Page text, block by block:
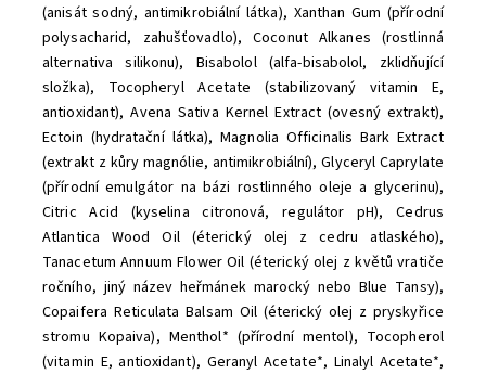
(anisát sodný, antimikrobiální látka), Xanthan Gum (přírodní
polysacharid, zahušťovadlo), Coconut Alkanes (rostlinná
alternativa silikonu), Bisabolol (alfa-bisabolol, zklidňující
složka), Tocopheryl Acetate (stabilizovaný vitamin E,
antioxidant), Avena Sativa Kernel Extract (ovesný extrakt),
Ectoin (hydratační látka), Magnolia Officinalis Bark Extract
(extrakt z kůry magnólie, antimikrobiální), Glyceryl Caprylate
(přírodní emulgátor na bázi rostlinného oleje a glycerinu),
Citric Acid (kyselina citronová, regulátor pH), Cedrus
Atlantica Wood Oil (éterický olej z cedru atlaského),
Tanacetum Annuum Flower Oil (éterický olej z květů vratiče
ročního, jiný název heřmánek marocký nebo Blue Tansy),
Copaifera Reticulata Balsam Oil (éterický olej z pryskyřice
stromu Kopaiva), Menthol* (přírodní mentol), Tocopherol
(vitamin E, antioxidant), Geranyl Acetate*, Linalyl Acetate*,